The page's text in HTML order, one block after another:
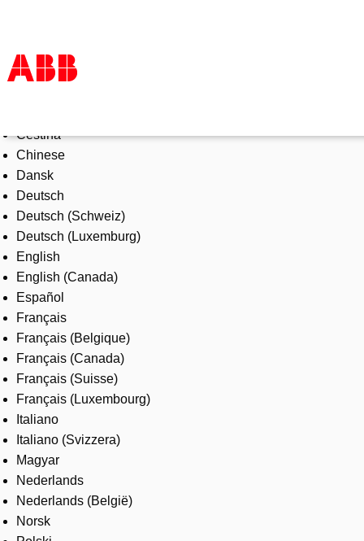
Products & Solutions
Industries
Services
About us
Where to buy
Contact us
Careers
Čeština
Chinese
Dansk
Deutsch
Deutsch (Schweiz)
Deutsch (Luxemburg)
English
English (Canada)
Español
Français
Français (Belgique)
Français (Canada)
Français (Suisse)
Français (Luxembourg)
Italiano
Italiano (Svizzera)
Magyar
Nederlands
Nederlands (België)
Norsk